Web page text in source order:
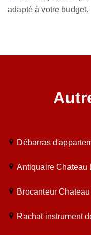
adapté à votre budget.
Débarras
Antiquaire Chateau
Brocanteur
Rachat instrument